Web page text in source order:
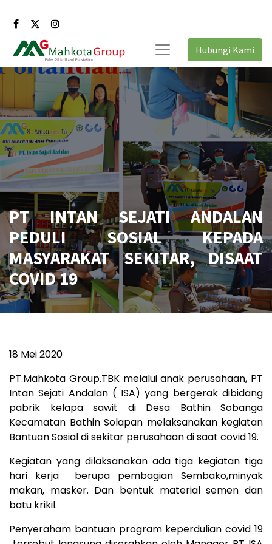
Hubungi Kami
PT INTAN SEJATI ANDALAN
PEDULI SOSIAL KEPADA
MASYARAKAT SEKITAR, DISAAT
COVID 19
18 Mei 2020
PT.Mahkota Group.TBK melalui anak perusahaan, PT
Intan Sejati Andalan ( ISA) yang bergerak dibidang
pabrik kelapa sawit di Desa Bathin Sobanga
Kecamatan Bathin Solapan melaksanakan kegiatan
Bantuan Sosial di sekitar perusahaan di saat covid 19.
Kegiatan yang dilaksanakan ada tiga kegiatan tiga
hari kerja berupa pembagian Sembako,minyak
makan, masker. Dan bentuk material semen dan
batu krikil.
Penyeraham bantuan program keperdulian covid 19